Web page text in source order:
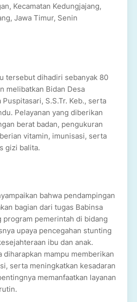
Kecamatan Kedungjajang,
Jawa Timur, Senin
tersebut dihadiri sebanyak 80
melibatkan Bidan Desa
S.S.Tr. Keb., serta
Pelayanan yang diberikan
berat badan, pengukuran
vitamin, imunisasi, serta
gizi balita.
bahwa pendampingan
bagian dari tugas Babinsa
program pemerintah di bidang
upaya pencegahan stunting
ibu dan anak.
diharapkan mampu memberikan
serta meningkatkan kesadaran
memanfaatkan layanan